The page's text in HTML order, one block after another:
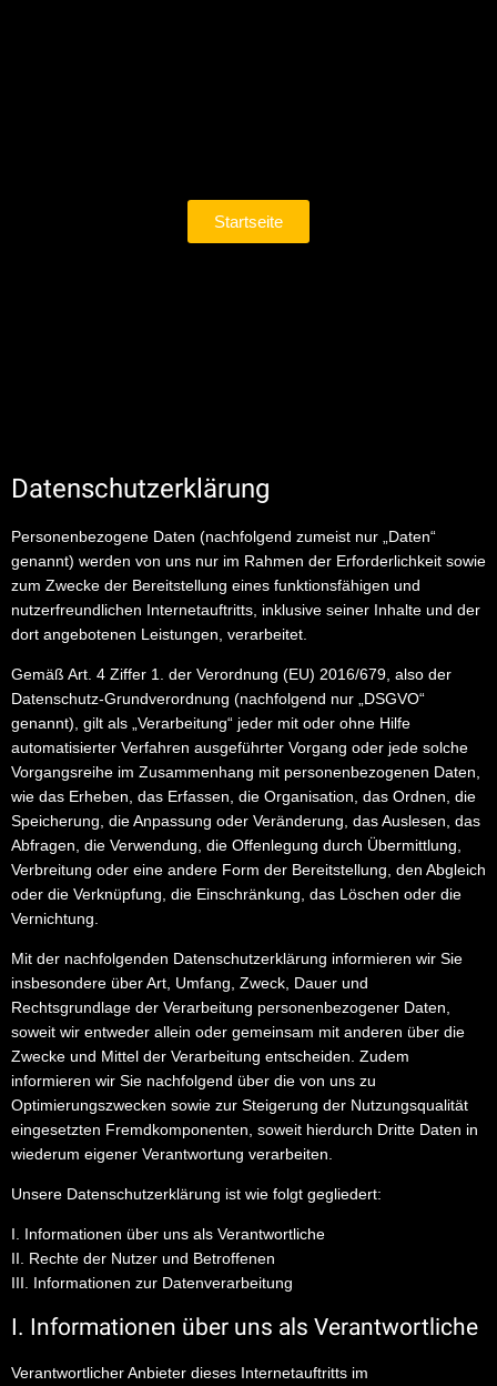
Startseite
Datenschutzerklärung
Personenbezogene Daten (nachfolgend zumeist nur „Daten“
genannt) werden von uns nur im Rahmen der Erforderlichkeit sowie
zum Zwecke der Bereitstellung eines funktionsfähigen und
nutzerfreundlichen Internetauftritts, inklusive seiner Inhalte und der
dort angebotenen Leistungen, verarbeitet.
Gemäß Art. 4 Ziffer 1. der Verordnung (EU) 2016/679, also der
Datenschutz-Grundverordnung (nachfolgend nur „DSGVO“
genannt), gilt als „Verarbeitung“ jeder mit oder ohne Hilfe
automatisierter Verfahren ausgeführter Vorgang oder jede solche
Vorgangsreihe im Zusammenhang mit personenbezogenen Daten,
wie das Erheben, das Erfassen, die Organisation, das Ordnen, die
Speicherung, die Anpassung oder Veränderung, das Auslesen, das
Abfragen, die Verwendung, die Offenlegung durch Übermittlung,
Verbreitung oder eine andere Form der Bereitstellung, den Abgleich
oder die Verknüpfung, die Einschränkung, das Löschen oder die
Vernichtung.
Mit der nachfolgenden Datenschutzerklärung informieren wir Sie
insbesondere über Art, Umfang, Zweck, Dauer und
Rechtsgrundlage der Verarbeitung personenbezogener Daten,
soweit wir entweder allein oder gemeinsam mit anderen über die
Zwecke und Mittel der Verarbeitung entscheiden. Zudem
informieren wir Sie nachfolgend über die von uns zu
Optimierungszwecken sowie zur Steigerung der Nutzungsqualität
eingesetzten Fremdkomponenten, soweit hierdurch Dritte Daten in
wiederum eigener Verantwortung verarbeiten.
Unsere Datenschutzerklärung ist wie folgt gegliedert:
I. Informationen über uns als Verantwortliche
II. Rechte der Nutzer und Betroffenen
III. Informationen zur Datenverarbeitung
I. Informationen über uns als Verantwortliche
Verantwortlicher Anbieter dieses Internetauftritts im